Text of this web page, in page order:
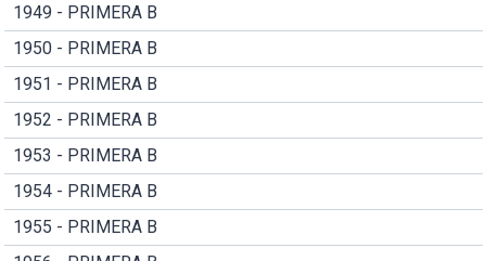
1949 - PRIMERA B
1950 - PRIMERA B
1951 - PRIMERA B
1952 - PRIMERA B
1953 - PRIMERA B
1954 - PRIMERA B
1955 - PRIMERA B